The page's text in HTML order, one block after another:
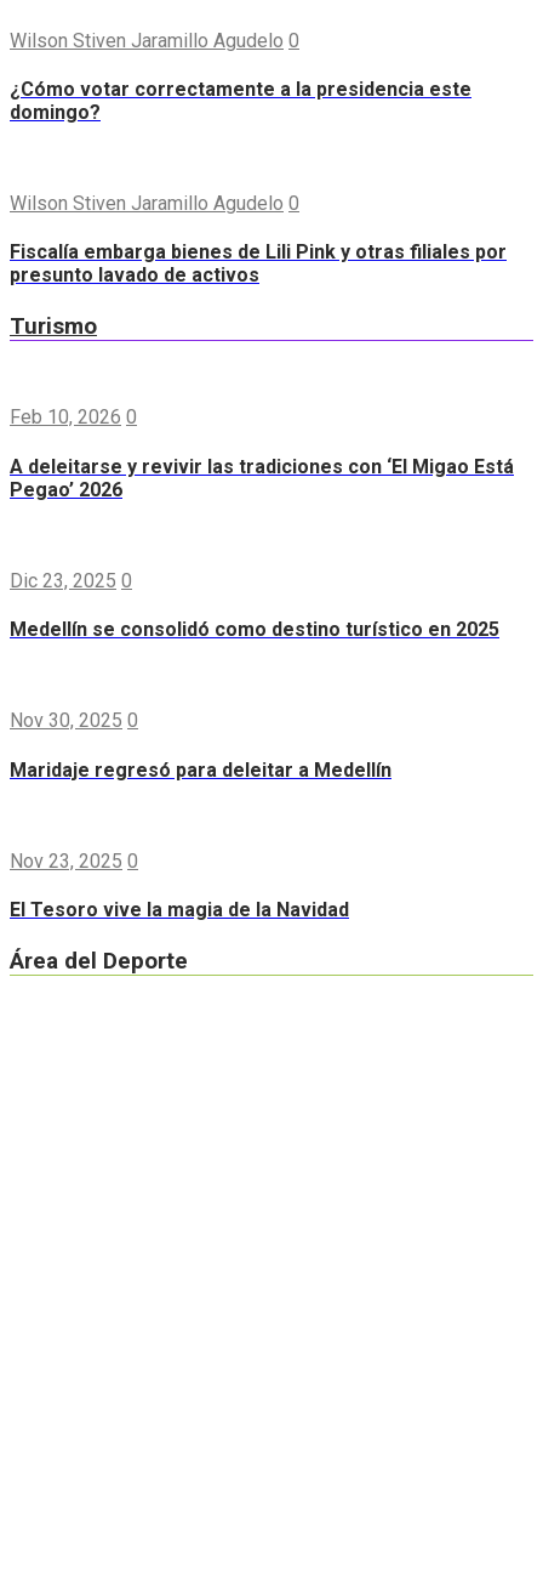
Wilson Stiven Jaramillo Agudelo 0
¿Cómo votar correctamente a la presidencia este
domingo?
Wilson Stiven Jaramillo Agudelo 0
Fiscalía embarga bienes de Lili Pink y otras filiales por
presunto lavado de activos
Turismo
Feb 10, 2026 0
A deleitarse y revivir las tradiciones con ‘El Migao Está
Pegao’ 2026
Dic 23, 2025 0
Medellín se consolidó como destino turístico en 2025
Nov 30, 2025 0
Maridaje regresó para deleitar a Medellín
Nov 23, 2025 0
El Tesoro vive la magia de la Navidad
Área del Deporte